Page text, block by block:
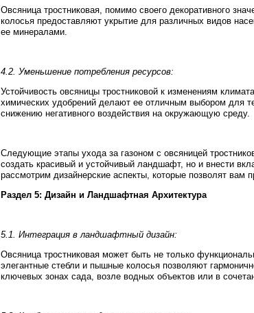
Овсяница тростниковая, помимо своего декоративного
колосья предоставляют укрытие для различных видов
ее минералами.
4.2. Уменьшение потребления ресурсов:
Устойчивость овсяницы тростниковой к изменениям
химических удобрений делают ее отличным выбором для
снижению негативного воздействия на окружающую среду.
Следующие этапы ухода за газоном с овсяницей
создать красивый и устойчивый ландшафт, но и внести
рассмотрим дизайнерские аспекты, которые позволят вам
Раздел 5: Дизайн и Ландшафтная Архитектура
5.1. Интеграция в ландшафтный дизайн:
Овсяница тростниковая может быть не только
элегантные стебли и пышные колосья позволяют
ключевых зонах сада, возле водных объектов или в